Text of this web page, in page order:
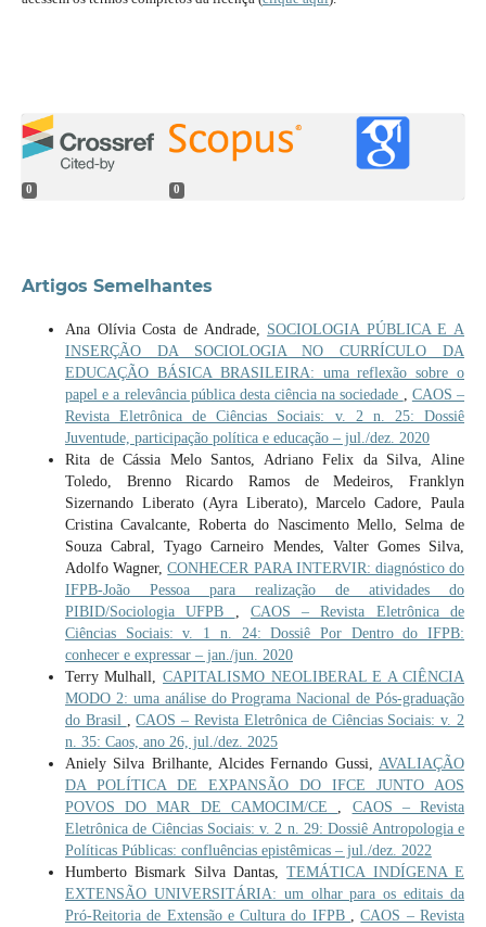
0 0
Artigos Semelhantes
Ana Olívia Costa de Andrade, SOCIOLOGIA PÚBLICA E A
INSERÇÃO DA SOCIOLOGIA NO CURRÍCULO DA
EDUCAÇÃO BÁSICA BRASILEIRA: uma reflexão sobre o
papel e a relevância pública desta ciência na sociedade , CAOS –
Revista Eletrônica de Ciências Sociais: v. 2 n. 25: Dossiê
Juventude, participação política e educação – jul./dez. 2020
Rita de Cássia Melo Santos, Adriano Felix da Silva, Aline
Toledo, Brenno Ricardo Ramos de Medeiros, Franklyn
Sizernando Liberato (Ayra Liberato), Marcelo Cadore, Paula
Cristina Cavalcante, Roberta do Nascimento Mello, Selma de
Souza Cabral, Tyago Carneiro Mendes, Valter Gomes Silva,
Adolfo Wagner,CONHECER PARA INTERVIR: diagnóstico do
IFPB-João Pessoa para realização de atividades do
PIBID/Sociologia UFPB , CAOS – Revista Eletrônica de
Ciências Sociais: v. 1 n. 24: Dossiê Por Dentro do IFPB:
conhecer e expressar – jan./jun. 2020
Terry Mulhall, CAPITALISMO NEOLIBERAL E A CIÊNCIA
MODO 2: uma análise do Programa Nacional de Pós-graduação
do Brasil ,CAOS – Revista Eletrônica de Ciências Sociais: v. 2
n. 35: Caos, ano 26, jul./dez. 2025
Aniely Silva Brilhante, Alcides Fernando Gussi,AVALIAÇÃO
DA POLÍTICA DE EXPANSÃO DO IFCE JUNTO AOS
POVOS DO MAR DE CAMOCIM/CE , CAOS – Revista
Eletrônica de Ciências Sociais: v. 2 n. 29: Dossiê Antropologia e
Políticas Públicas: confluências epistêmicas – jul./dez. 2022
Humberto Bismark Silva Dantas,TEMÁTICA INDÍGENA E
EXTENSÃO UNIVERSITÁRIA: um olhar para os editais da
Pró-Reitoria de Extensão e Cultura do IFPB ,CAOS – Revista